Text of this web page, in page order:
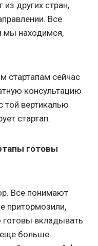
из других стран,
Все
мы находимся,
стартапам сейчас
консультацию
той вертикалью
стартап.
готовы
Все понимают
притормозили,
готовы вкладывать
еще больше.